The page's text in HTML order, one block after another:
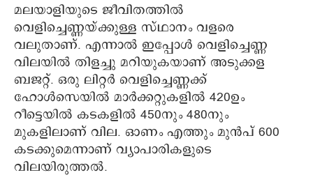
മലയാളിയുടെ ജീവിതത്തില്‍
വെളിച്ചെണ്ണയ്ക്കുള്ള സ്ഥാനം വളരെ
വലുതാണ്. എന്നാല്‍ ഇപ്പോള്‍ വെളിച്ചെണ്ണ
വിലയില്‍ തിളച്ചു മറിയുകയാണ് അടുക്കള
ബജറ്റ്. ഒരു ലിറ്റര്‍ വെളിച്ചെണ്ണക്ക്
ഹോള്‍സെയില്‍ മാര്‍ക്കറ്റുകളില്‍ 420ഉം
റീട്ടെയില്‍ കടകളില്‍ 450നും 480നും
മുകളിലാണ് വില. ഓണം എത്തും മുന്‍പ് 600
കടക്കുമെന്നാണ് വ്യാപാരികളുടെ
വിലയിരുത്തല്‍.